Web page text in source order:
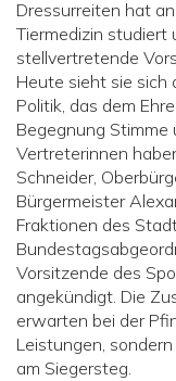
Dressurreiten hat
Tiermedizin
stellvertretende
Heute sieht sie sich
Politik, das dem
Begegnung Stimme
Vertreterinnen
Schneider,
Bürgermeister
Fraktionen des
Vorsitzende des
angekündigt. Die
erwarten bei der
Leistungen,
am Siegersteg.